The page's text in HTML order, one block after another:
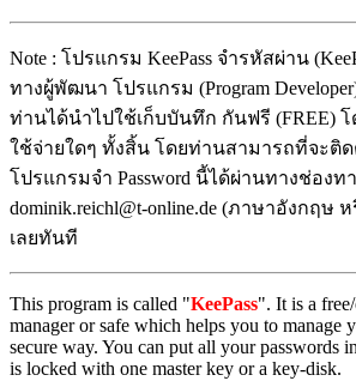
Note : โปรแกรม KeePass จำรหัสผ่าน
ทางผู้พัฒนา โปรแกรม (Program
ท่านได้นำไปใช้เก็บบันทึก กันฟรี (FREE)
ใช้จ่ายใดๆ ทั้งสิ้น โดยท่านสามารถที่จะติ
โปรแกรมจำ Password นี้ได้ผ่านทางช่องท
dominik.reichl@t-online.de (ภาษาอังกฤษ
เลยทันที
This program is called "KeePass". It is a
manager or safe which helps you to manage
secure way. You can put all your passwords
is locked with one master key or a key-disk.